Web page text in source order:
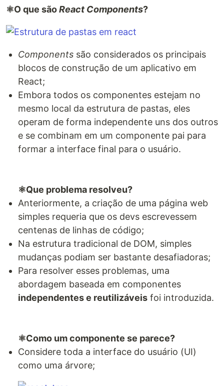
⚛️O que sãoReact Components?
Components são considerados os principais
blocos de construção de um aplicativo em
React;
Embora todos os componentes estejam no
mesmo local da estrutura de pastas, eles
operam de forma independente uns dos outros
e se combinam em um componente pai para
formar a interface final para o usuário.
⚛️Que problema resolveu?
Anteriormente, a criação de uma página web
simples requeria que os devs escrevessem
centenas de linhas de código;
Na estrutura tradicional de DOM, simples
mudanças podiam ser bastante desafiadoras;
Para resolver esses problemas, uma
abordagem baseada em componentes
independentes e reutilizáveis foi introduzida.
⚛️Como um componente se parece?
Considere toda a interface do usuário (UI)
como uma árvore;